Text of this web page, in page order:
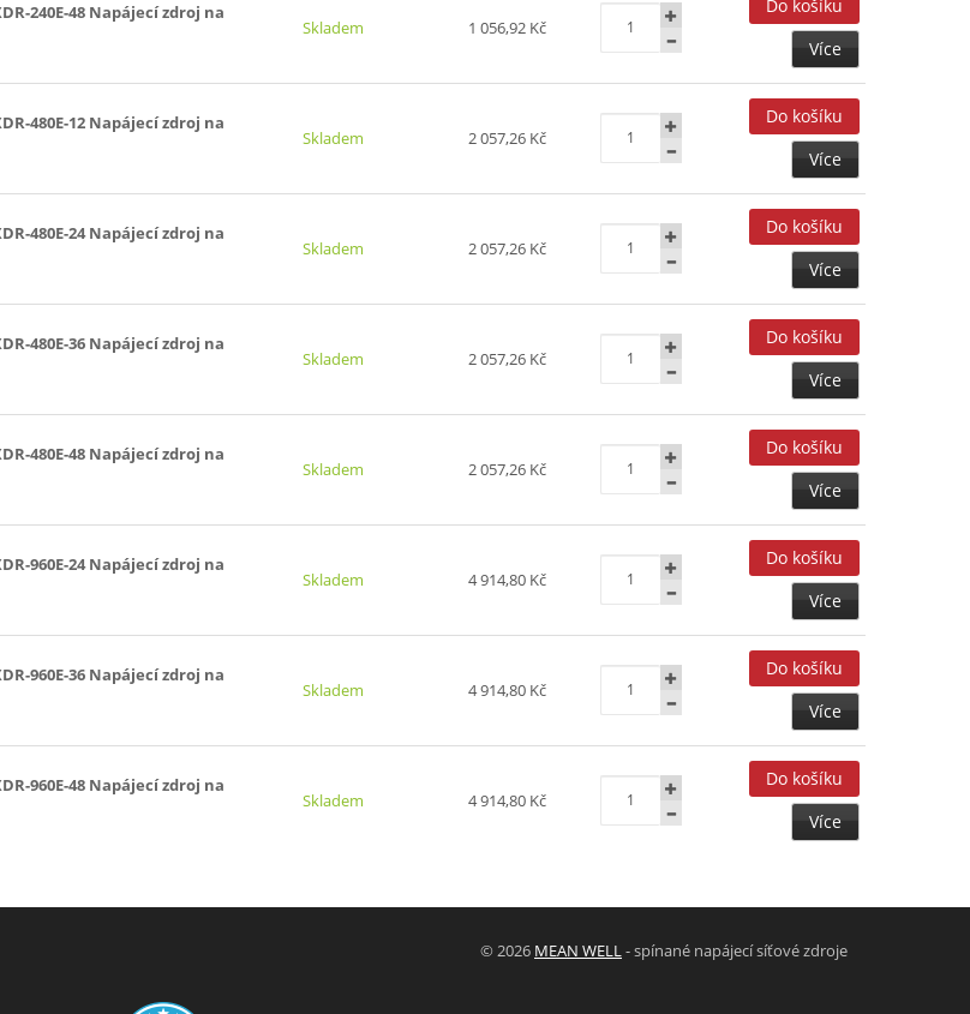
240E-48 Napájecí zdroj na
Skladem 1 056,92 Kč
Více
480E-12 Napájecí zdroj na
Skladem 2 057,26 Kč
Více
480E-24 Napájecí zdroj na
Skladem 2 057,26 Kč
Více
480E-36 Napájecí zdroj na
Skladem 2 057,26 Kč
Více
480E-48 Napájecí zdroj na
Skladem 2 057,26 Kč
Více
960E-24 Napájecí zdroj na
Skladem 4 914,80 Kč
Více
960E-36 Napájecí zdroj na
Skladem 4 914,80 Kč
Více
960E-48 Napájecí zdroj na
Skladem 4 914,80 Kč
Více
© 2026 MEAN WELL - spínané napájecí síťové zdroje